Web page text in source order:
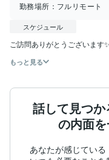
勤務場所： フルリモート
スケジュール
ご訪問ありがとうございます✨
もっと見る
話して見つ
の内面
あなたが感じてい